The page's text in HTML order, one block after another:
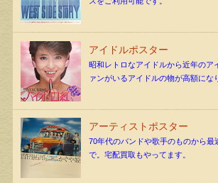
アイドルポスター
昭和レトロなアイドルから近年のア
ァンがいるアイドルの物が高額にな
アーティストポスター
70年代のバンドや歌手のものから最
で。宅配買取もやってます。